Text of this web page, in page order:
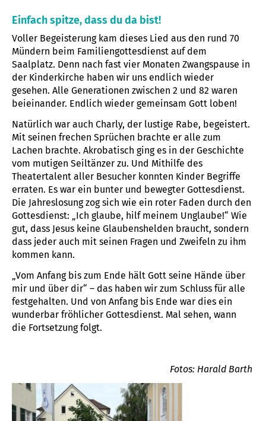
Einfach spitze, dass du da bist!
Voller Begeisterung kam dieses Lied aus den rund 70
Mündern beim Familiengottesdienst auf dem
Saalplatz. Denn nach fast vier Monaten Zwangspause in
der Kinderkirche haben wir uns endlich wieder
gesehen. Alle Generationen zwischen 2 und 82 waren
beieinander. Endlich wieder gemeinsam Gott loben!
Natürlich war auch Charly, der lustige Rabe, begeistert.
Mit seinen frechen Sprüchen brachte er alle zum
Lachen brachte. Akrobatisch ging es in der Geschichte
vom mutigen Seiltänzer zu. Und Mithilfe des
Theatertalent aller Besucher konnten Kinder Begriffe
erraten. Es war ein bunter und bewegter Gottesdienst.
Die Jahreslosung zog sich wie ein roter Faden durch den
Gottesdienst: „Ich glaube, hilf meinem Unglaube!“ Wie
gut, dass Jesus keine Glaubenshelden braucht, sondern
dass jeder auch mit seinen Fragen und Zweifeln zu ihm
kommen kann.
„Vom Anfang bis zum Ende hält Gott seine Hände über
mir und über dir“ – das haben wir zum Schluss für alle
festgehalten. Und von Anfang bis Ende war dies ein
wunderbar fröhlicher Gottesdienst. Mal sehen, wann
die Fortsetzung folgt.
Fotos: Harald Barth